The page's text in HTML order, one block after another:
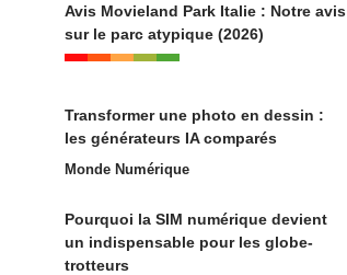
Avis Movieland Park Italie : Notre avis
sur le parc atypique (2026)
Transformer une photo en dessin :
les générateurs IA comparés
Monde Numérique
Pourquoi la SIM numérique devient
un indispensable pour les globe-
trotteurs